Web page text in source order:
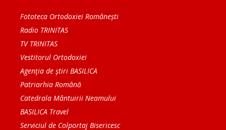
Fototeca Ortodoxiei Românești
Radio TRINITAS
TV TRINITAS
Vestitorul Ortodoxiei
Agenţia de ştiri BASILICA
Patriarhia Română
Catedrala Mântuirii Neamului
BASILICA Travel
Serviciul de Colportaj Bisericesc